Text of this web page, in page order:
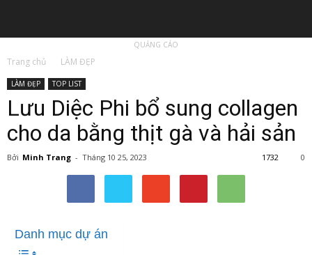
QUẢNG CÁO
Trang chủ LÀM ĐẸP
LÀM ĐẸP TOP LIST